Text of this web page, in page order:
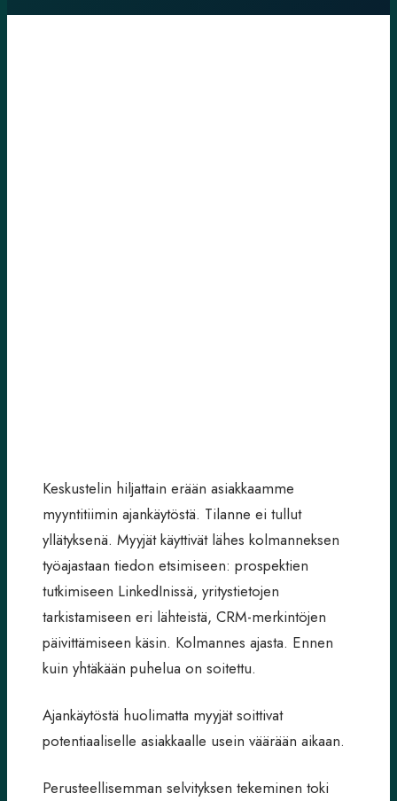
Keskustelin hiljattain erään asiakkaamme
myyntitiimin ajankäytöstä. Tilanne ei tullut
yllätyksenä. Myyjät käyttivät lähes kolmanneksen
työajastaan tiedon etsimiseen: prospektien
tutkimiseen LinkedInissä, yritystietojen
tarkistamiseen eri lähteistä, CRM-merkintöjen
päivittämiseen käsin. Kolmannes ajasta. Ennen
kuin yhtäkään puhelua on soitettu.
Ajankäytöstä huolimatta myyjät soittivat
potentiaaliselle asiakkaalle usein väärään aikaan.
Perusteellisemman selvityksen tekeminen toki